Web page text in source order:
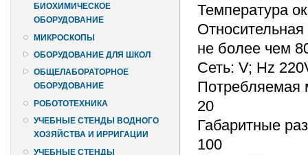
БИОХИМИЧЕСКОЕ
ОБОРУДОВАНИЕ
МИКРОСКОПЫ
ОБОРУДОВАНИЕ ДЛЯ ШКОЛ
ОБЩЕЛАБОРАТОРНОЕ
ОБОРУДОВАНИЕ
РОБОТОТЕХНИКА
УЧЕБНЫЕ СТЕНДЫ ВОДНОГО
ХОЗЯЙСТВА И ИРРИГАЦИИ
УЧЕБНЫЕ СТЕНДЫ
Температура
не более чем
Сеть: V; Нz
Потребляемая
20
Габаритные
100